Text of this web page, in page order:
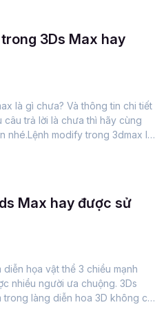
3Ds Max hay
là gì chưa? Và thông tin chi tiết
trả lời là chưa thì hãy cùng
nhé.Lệnh modify trong 3dmax là
Max hay được sử
họa vật thể 3 chiều mạnh
nhiều người ưa chuộng. 3Ds
làng diễn hoa 3D không chỉ